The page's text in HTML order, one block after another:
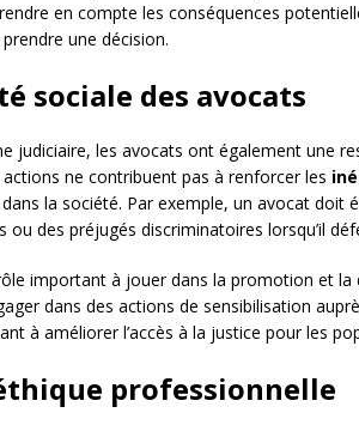
en compte les conséquences
une décision.
sociale des avocats
judiciaire, les avocats ont également une
ne contribuent pas à renforcer les
la société. Par exemple, un avocat doit
des préjugés discriminatoires lorsqu’il
important à jouer dans la promotion et la
dans des actions de sensibilisation
à améliorer l’accès à la justice pour les
professionnelle